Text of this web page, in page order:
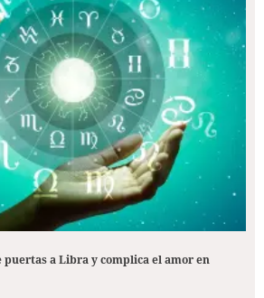
puertas a Libra y complica el amor en